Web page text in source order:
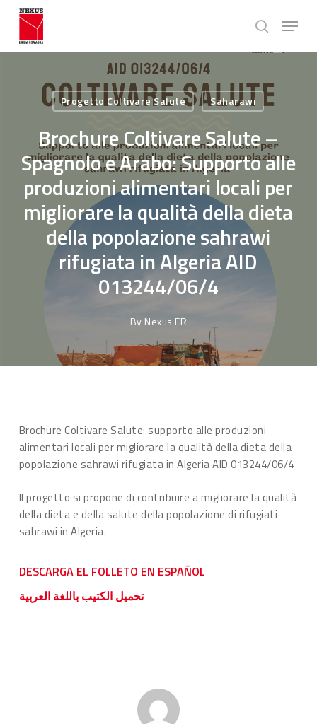
Skip
main
search
Menu
Progetto Coltivare Salute Saharawi
Brochure Coltivare Salute –
Spagnolo e Arabo: Supporto alle
produzioni alimentari locali per
migliorare la qualità della dieta
della popolazione sahrawi
rifugiata in Algeria AID
013244/06/4
By Nexus ER
Brochure Coltivare Salute: supporto alle produzioni
alimentari locali per migliorare la qualità della dieta della
popolazione sahrawi rifugiata in Algeria AID 013244/06/4
Il progetto si propone di contribuire a migliorare la qualità
della dieta e della salute della popolazione di rifugiati
sahrawi in Algeria.
DESCARGA EL FOLLETO EN ESPAÑOL
تحميل الكتيب باللغة العربية